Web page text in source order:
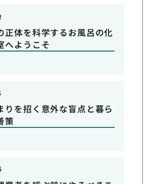
正体を科学するお風呂の化
へようこそ
りを招く意外な盲点と暮ら
策